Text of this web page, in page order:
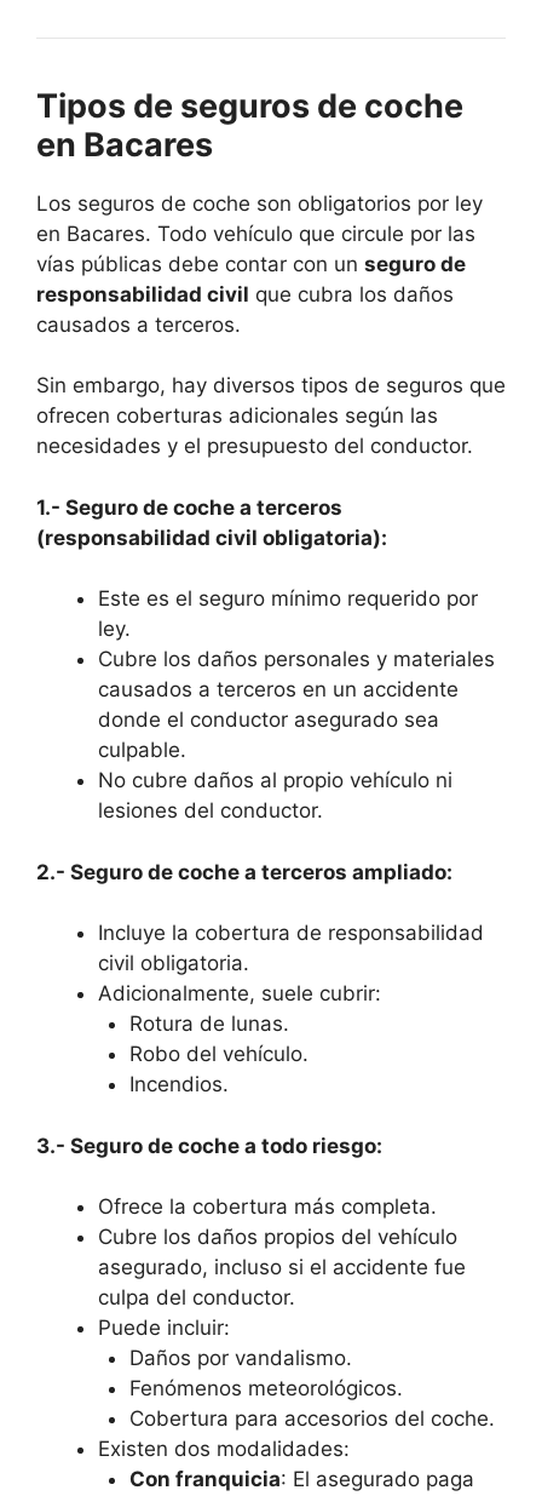
Tipos de seguros de coche
en Bacares
Los seguros de coche son obligatorios por ley
en Bacares. Todo vehículo que circule por las
vías públicas debe contar con un seguro de
responsabilidad civil que cubra los daños
causados a terceros.
Sin embargo, hay diversos tipos de seguros que
ofrecen coberturas adicionales según las
necesidades y el presupuesto del conductor.
1.- Seguro de coche a terceros
(responsabilidad civil obligatoria):
Este es el seguro mínimo requerido por
ley.
Cubre los daños personales y materiales
causados a terceros en un accidente
donde el conductor asegurado sea
culpable.
No cubre daños al propio vehículo ni
lesiones del conductor.
2.- Seguro de coche a terceros ampliado:
Incluye la cobertura de responsabilidad
civil obligatoria.
Adicionalmente, suele cubrir:
Rotura de lunas.
Robo del vehículo.
Incendios.
3.- Seguro de coche a todo riesgo:
Ofrece la cobertura más completa.
Cubre los daños propios del vehículo
asegurado, incluso si el accidente fue
culpa del conductor.
Puede incluir:
Daños por vandalismo.
Fenómenos meteorológicos.
Cobertura para accesorios del coche.
Existen dos modalidades:
Con franquicia: El asegurado paga